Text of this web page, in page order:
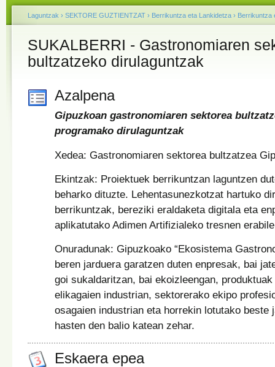
Laguntzak › SEKTORE GUZTIENTZAT › Berrikuntza eta Lankidetza › Berrikuntza
SUKALBERRI - Gastronomiaren
bultzatzeko dirulaguntzak
Azalpena
Gipuzkoan gastronomiaren sektorea
programako dirulaguntzak
Xedea: Gastronomiaren sektorea bultzatzea
Ekintzak: Proiektuek berrikuntzan laguntzen
beharko dituzte. Lehentasunezkotzat hartuko
berrikuntzak, bereziki eraldaketa digitala eta
aplikatutako Adimen Artifizialeko tresnen
Onuradunak: Gipuzkoako “Ekosistema
beren jarduera garatzen duten enpresak, bai
goi sukaldaritzan, bai ekoizleengan,
elikagaien industrian, sektorerako ekipo
osagaien industrian eta horrekin lotutako beste
hasten den balio katean zehar.
Eskaera epea